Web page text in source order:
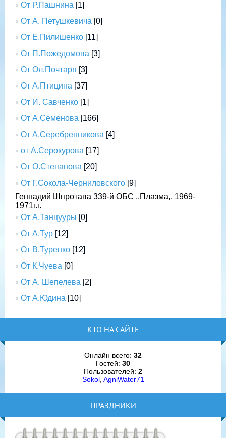
От Р.Пашнина [1]
От А. Петушкевича [0]
От Е.Пилишенко [11]
От П.Пожедомова [3]
От Ол.Почтаря [3]
От А.Птицина [37]
От И. Савченко [1]
От А.Семенова [166]
От А.Серебренникова [4]
от А.Серокурова [17]
От О.Степанова [20]
От Г.Сокола-Черниловского [9]
Геннадий Шпротава 339-й ОБС ,,Плазма,, 1969-
1971г.г.
От А.Танцууры [0]
От А.Тур [12]
От В.Туренко [12]
От К.Чуева [0]
От А. Шепелева [2]
От А.Юдина [10]
КТО НА САЙТЕ
Онлайн всего: 32
Гостей: 30
Пользователей: 2
Sokol, AgniWater71
ПРАЗДНИКИ